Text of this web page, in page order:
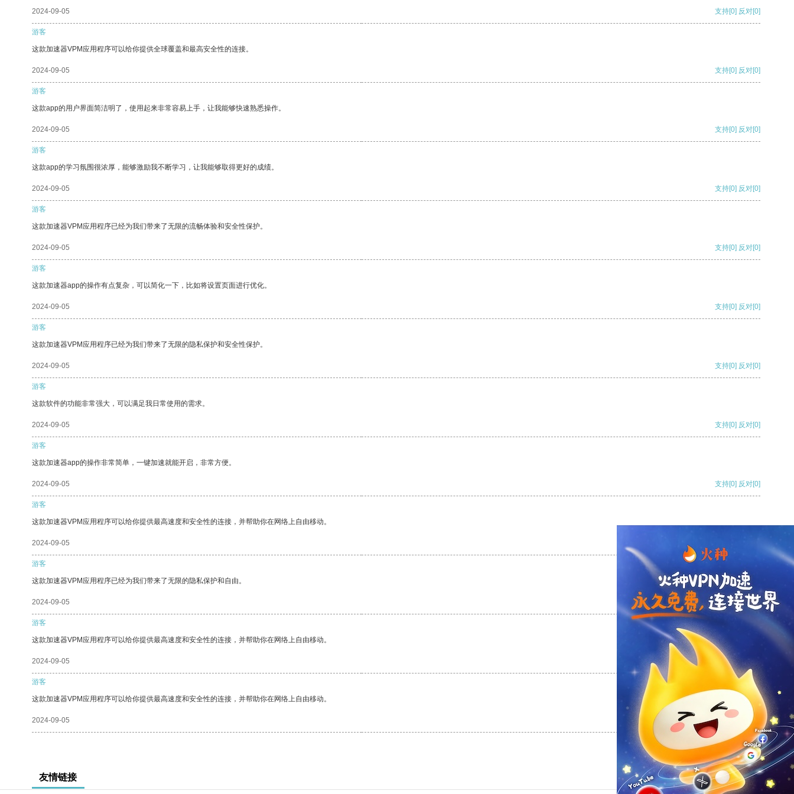
2024-09-05 支持[0] 反对[0]
游客
这款加速器VPM应用程序可以给你提供全球覆盖和最高安全性的连接。
2024-09-05 支持[0] 反对[0]
游客
这款app的用户界面简洁明了，使用起来非常容易上手，让我能够快速熟悉操作。
2024-09-05 支持[0] 反对[0]
游客
这款app的学习氛围很浓厚，能够激励我不断学习，让我能够取得更好的成绩。
2024-09-05 支持[0] 反对[0]
游客
这款加速器VPM应用程序已经为我们带来了无限的流畅体验和安全性保护。
2024-09-05 支持[0] 反对[0]
游客
这款加速器app的操作有点复杂，可以简化一下，比如将设置页面进行优化。
2024-09-05 支持[0] 反对[0]
游客
这款加速器VPM应用程序已经为我们带来了无限的隐私保护和安全性保护。
2024-09-05 支持[0] 反对[0]
游客
这款软件的功能非常强大，可以满足我日常使用的需求。
2024-09-05 支持[0] 反对[0]
游客
这款加速器app的操作非常简单，一键加速就能开启，非常方便。
2024-09-05 支持[0] 反对[0]
游客
这款加速器VPM应用程序可以给你提供最高速度和安全性的连接，并帮助你在网络上自由移动。
2024-09-05
游客
这款加速器VPM应用程序已经为我们带来了无限的隐私保护和自由。
2024-09-05 支持[0] 反对[0]
游客
这款加速器VPM应用程序可以给你提供最高速度和安全性的连接，并帮助你在网络上自由移动。
2024-09-05 支持[0] 反对
游客
这款加速器VPM应用程序可以给你提供最高速度和安全性的连接，并帮助你在网络上自由移动。
2024-09-05 支持[0] 反对[0]
友情链接